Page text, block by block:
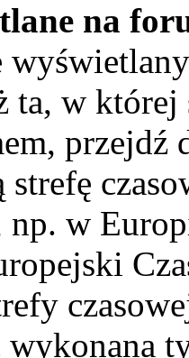
na
ta, w której
np. w
wykonana